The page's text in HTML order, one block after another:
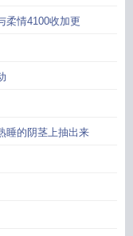
柔情4100收加更
睡的阴茎上抽出来